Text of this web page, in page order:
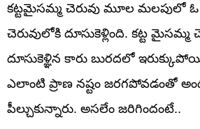
కట్టమైసమ్మ చెరువు మూల మలపులో ఓ
చెరువులోకి దూసుకెళ్లింది. కట్ట మైసమ్మ
దూసుకెళ్ఞిన కారు బురదలో
ఎలాంటి ప్రాణ నష్టం జరగపోవడంతో
పీల్చుకున్నారు. అసలేం జరిగిందంటే..